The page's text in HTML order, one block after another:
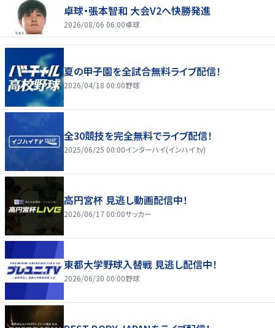
卓球・張本智和 大会V2へ快勝発進
2026/08/06 06:00卓球
夏の甲子園を全試合無料ライブ配信！
2026/04/18 00:00野球
全30競技を完全無料でライブ配信！
2025/06/25 00:00インターハイ(インハイ.tv)
高円宮杯 見逃し動画配信中！
2026/06/17 00:00サッカー
東都大学野球入替戦 見逃し配信中！
2026/06/30 00:00野球